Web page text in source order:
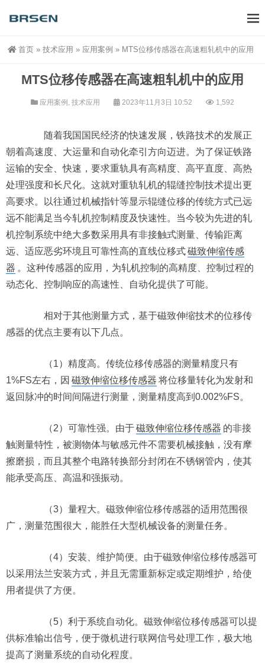
首页 » 技术应用 » 应用案例 » MTS位移传感器在高速粗轧机中的应用
MTS位移传感器在高速粗轧机中的应用
应用案例 , 技术应用 2023年11月3日 10:52 1,592
随着我国国民经济的快速发展，铁路技术的发展正
朝着高速度、大运量和自动化牵引方向迈进。为了保证铁路
运输的安全、快速，要求重轨具有高精度、高平直度、高热
处理强度和长尺化。这就对重轨轧机的辊缝控制技术提出更
高要求。以往通过机械指针等显示辊缝位移的传统方式已远
远不能满足当今轧机控制精度及快速性。当今较为先进的轧
机控制系统中绝大多数采用具有非接触式测量、传输距离
远、适应恶劣环境且可靠性高的直线位移式磁致伸缩传感
器 。这种传感器的应用，为轧机控制的高精度、控制过程的
动态化、控制响应的高速性、自动化提供了可能。
相对于其他测量方式，基于磁致伸缩技术的位移传
感器的优点主要有以下几点。
（1）精度高。传统位移传感器的测量精度只有
1%FS左右，因 磁致伸缩位移传感器 将位移量转化为发射和
返回脉冲的时间间隔进行测量，测量精度高到0.002%FS。
（2）可靠性强。由于磁致伸缩位移传感器 的非接
触测量特性，被测物体与敏感元件不需要机械接触，没有摩
擦磨损，而且其整个电路转换部分封闭在不锈钢管内，使其
能承受高压、高温和强振动。
（3）量程大。磁致伸缩位移传感器的适用范围很
广，测量范围很大，能胜任大型机械设备的测量任务。
（4）安装、维护简便。由于磁致伸缩位移传感器可
以采用法兰安装方式，并且无需重新标定或定期维护，给使
用者提供了方便。
（5）利于系统自动化。磁致伸缩位移传感器可以提
供标准输出信号，便于微机进行联网信号处理工作，极大地
提高了测量系统的自动化程度。